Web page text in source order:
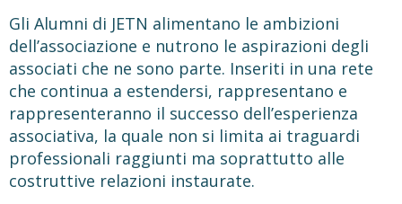
Gli Alumni di JETN alimentano le ambizioni
dell’associazione e nutrono le aspirazioni degli
associati che ne sono parte. Inseriti in una rete
che continua a estendersi, rappresentano e
rappresenteranno il successo dell’esperienza
associativa, la quale non si limita ai traguardi
professionali raggiunti ma soprattutto alle
costruttive relazioni instaurate.